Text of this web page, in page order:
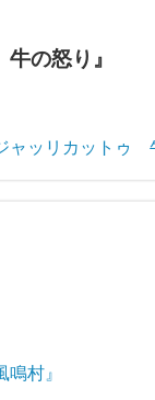
の怒り』